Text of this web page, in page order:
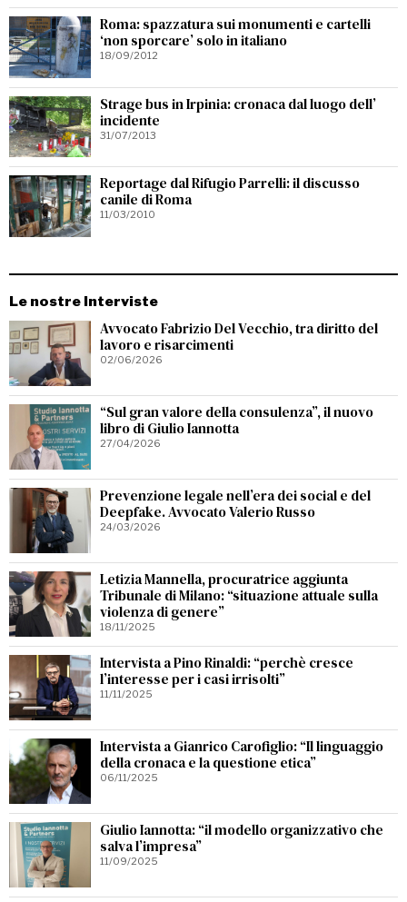
Roma: spazzatura sui monumenti e cartelli
‘non sporcare’ solo in italiano
18/09/2012
Strage bus in Irpinia: cronaca dal luogo dell’
incidente
31/07/2013
Reportage dal Rifugio Parrelli: il discusso
canile di Roma
11/03/2010
Le nostre Interviste
Avvocato Fabrizio Del Vecchio, tra diritto del
lavoro e risarcimenti
02/06/2026
“Sul gran valore della consulenza”, il nuovo
libro di Giulio Iannotta
27/04/2026
Prevenzione legale nell’era dei social e del
Deepfake. Avvocato Valerio Russo
24/03/2026
Letizia Mannella, procuratrice aggiunta
Tribunale di Milano: “situazione attuale sulla
violenza di genere”
18/11/2025
Intervista a Pino Rinaldi: “perchè cresce
l’interesse per i casi irrisolti”
11/11/2025
Intervista a Gianrico Carofiglio: “Il linguaggio
della cronaca e la questione etica”
06/11/2025
Giulio Iannotta: “il modello organizzativo che
salva l’impresa”
11/09/2025